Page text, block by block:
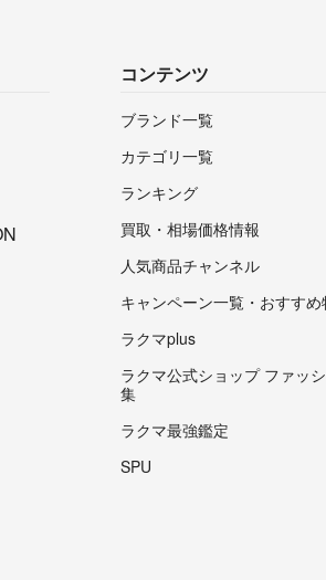
コンテンツ
ブランド一覧
カテゴリ一覧
ランキング
買取・相場価格情報
人気商品チャンネル
キャンペーン一覧・おすすめ
ラクマplus
ラクマ公式ショップ ファッ
集
ラクマ最強鑑定
SPU